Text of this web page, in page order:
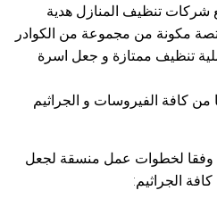
شركات تنظيف المنازل هدية
مختصة مكونة من مجموعة من الكوادر
تنظيف ممتازة و جعل اسرة
كافة الفيروسات و الجراثيم
وفقا لخطوات عمل منسقة لجعل
الجراثيم: